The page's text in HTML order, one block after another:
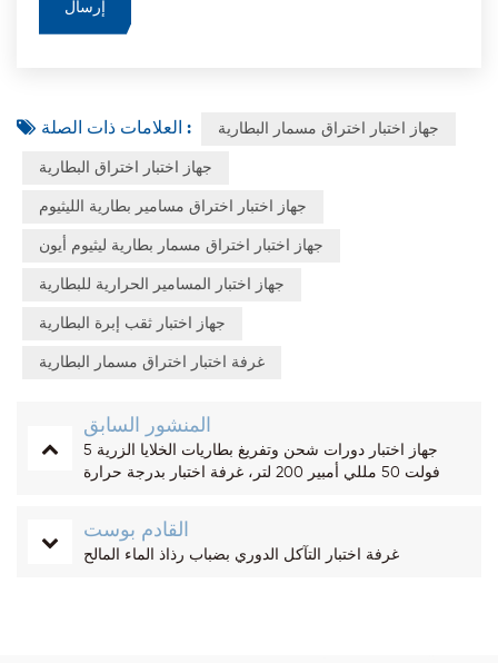
العلامات ذات الصلة : جهاز اختبار اختراق مسمار البطارية
جهاز اختبار اختراق البطارية
جهاز اختبار اختراق مسامير بطارية الليثيوم
جهاز اختبار اختراق مسمار بطارية ليثيوم أيون
جهاز اختبار المسامير الحرارية للبطارية
جهاز اختبار ثقب إبرة البطارية
غرفة اختبار اختراق مسمار البطارية
المنشور السابق
جهاز اختبار دورات شحن وتفريغ بطاريات الخلايا الزرية 5
فولت 50 مللي أمبير 200 لتر، غرفة اختبار بدرجة حرارة
القادم بوست
غرفة اختبار التآكل الدوري بضباب رذاذ الماء المالح